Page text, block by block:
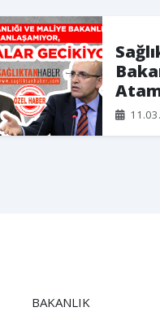
BAKANLIK